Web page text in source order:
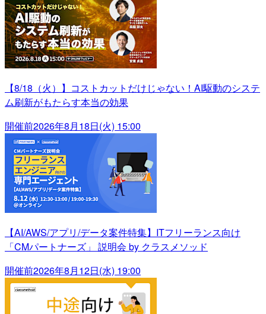
【8/18（火）】コストカットだけじゃない！AI駆動のシステ
ム刷新がもたらす本当の効果
開催前2026年8月18日(火) 15:00
【AI/AWS/アプリ/データ案件特集】ITフリーランス向け
「CMパートナーズ」 説明会 by クラスメソッド
開催前2026年8月12日(水) 19:00